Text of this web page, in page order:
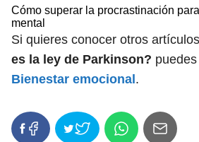
Cómo superar la procrastinación
mental
Si quieres conocer otros
es la ley de Parkinson?
Bienestar emocional .